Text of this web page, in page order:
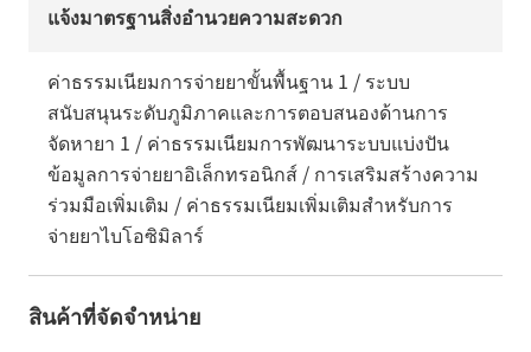
แจ้งมาตรฐานสิ่งอำนวยความสะดวก
ค่าธรรมเนียมการจ่ายยาขั้นพื้นฐาน 1 / ระบบ
สนับสนุนระดับภูมิภาคและการตอบสนองด้านการ
จัดหายา 1 / ค่าธรรมเนียมการพัฒนาระบบแบ่งปัน
ข้อมูลการจ่ายยาอิเล็กทรอนิกส์ / การเสริมสร้างความ
ร่วมมือเพิ่มเติม / ค่าธรรมเนียมเพิ่มเติมสำหรับการ
จ่ายยาไบโอซิมิลาร์
สินค้าที่จัดจำหน่าย